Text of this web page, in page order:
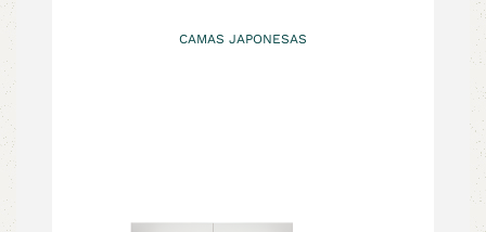
CAMAS JAPONESAS